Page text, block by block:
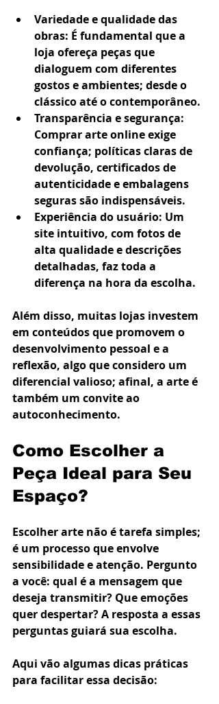
Variedade e qualidade das
obras: É fundamental que a
loja ofereça peças que
dialoguem com diferentes
gostos e ambientes; desde o
clássico até o contemporâneo.
Transparência e segurança:
Comprar arte online exige
confiança; políticas claras de
devolução, certificados de
autenticidade e embalagens
seguras são indispensáveis.
Experiência do usuário: Um
site intuitivo, com fotos de
alta qualidade e descrições
detalhadas, faz toda a
diferença na hora da escolha.
Além disso, muitas lojas investem
em conteúdos que promovem o
desenvolvimento pessoal e a
reflexão, algo que considero um
diferencial valioso; afinal, a arte é
também um convite ao
autoconhecimento.
Como Escolher a
Peça Ideal para Seu
Espaço?
Escolher arte não é tarefa simples;
é um processo que envolve
sensibilidade e atenção. Pergunto
a você: qual é a mensagem que
deseja transmitir? Que emoções
quer despertar? A resposta a essas
perguntas guiará sua escolha.
Aqui vão algumas dicas práticas
para facilitar essa decisão: